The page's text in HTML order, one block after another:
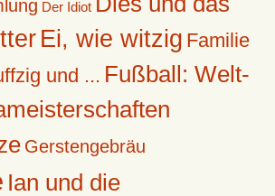
Der Idiot
Ei, wie witzig Familie
und ... Fußball: Welt-
Gerstengebräu
Ian und die